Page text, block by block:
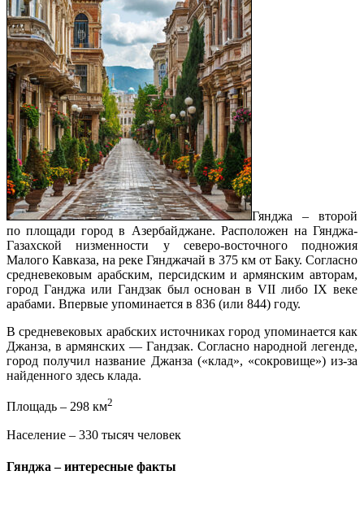
Гянджа – второй
по площади город в Азербайджане. Расположен на Гянджа-
Газахской низменности у северо-восточного подножия
Малого Кавказа, на реке Гянджачай в 375 км от Баку. Согласно
средневековым арабским, персидским и армянским авторам,
город Ганджа или Гандзак был основан в VII либо IX веке
арабами. Впервые упоминается в 836 (или 844) году.
В средневековых арабских источниках город упоминается как
Джанза, в армянских — Гандзак. Согласно народной легенде,
город получил название Джанза («клад», «сокровище») из-за
найденного здесь клада.
Площадь – 298 км2
Население – 330 тысяч человек
Гянджа – интересные факты